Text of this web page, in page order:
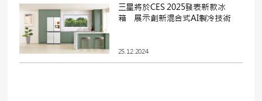
三星將於CES 2025發表新款冰
箱 展示創新混合式AI製冷技術
25.12.2024